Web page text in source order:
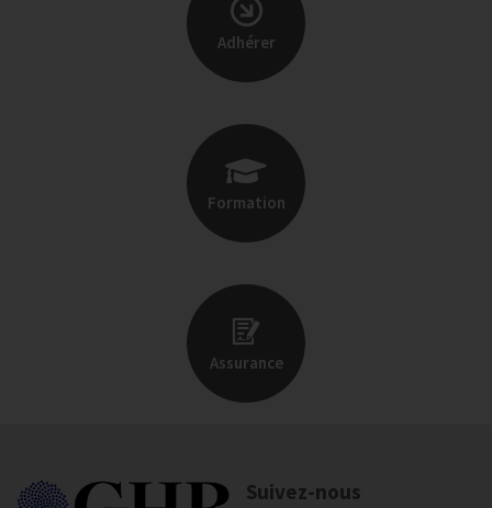
Adhérer
Formation
Assurance
Suivez-nous